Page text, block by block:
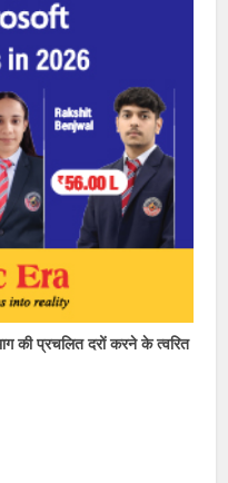
की प्रचलित दरों करने के त्वरित